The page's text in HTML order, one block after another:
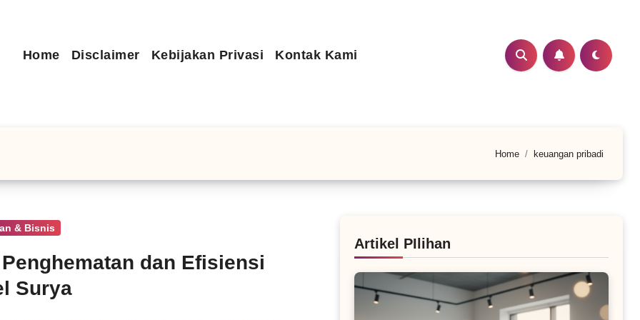
Home Disclaimer Kebijakan Privasi Kontak Kami
Home keuangan pribadi
& Bisnis
dan Efisiensi
Surya
Artikel PIlihan